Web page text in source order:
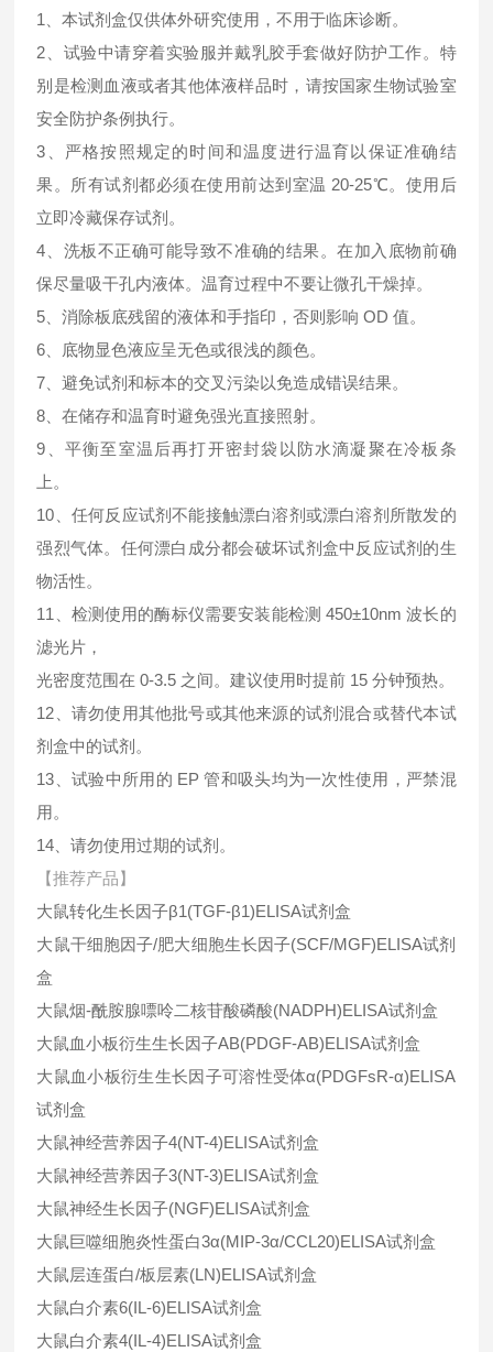
1、本试剂盒仅供体外研究使用，不用于临床诊断。
2、试验中请穿着实验服并戴乳胶手套做好防护工作。特
别是检测血液或者其他体液样品时，请按国家生物试验室
安全防护条例执行。
3、严格按照规定的时间和温度进行温育以保证准确结
果。所有试剂都必须在使用前达到室温 20-25℃。使用后
立即冷藏保存试剂。
4、洗板不正确可能导致不准确的结果。在加入底物前确
保尽量吸干孔内液体。温育过程中不要让微孔干燥掉。
5、消除板底残留的液体和手指印，否则影响 OD 值。
6、底物显色液应呈无色或很浅的颜色。
7、避免试剂和标本的交叉污染以免造成错误结果。
8、在储存和温育时避免强光直接照射。
9、平衡至室温后再打开密封袋以防水滴凝聚在冷板条
上。
10、任何反应试剂不能接触漂白溶剂或漂白溶剂所散发的
强烈气体。任何漂白成分都会破坏试剂盒中反应试剂的生
物活性。
11、检测使用的酶标仪需要安装能检测 450±10nm 波长的
滤光片，
光密度范围在 0-3.5 之间。建议使用时提前 15 分钟预热。
12、请勿使用其他批号或其他来源的试剂混合或替代本试
剂盒中的试剂。
13、试验中所用的 EP 管和吸头均为一次性使用，严禁混
用。
14、请勿使用过期的试剂。
【推荐产品】
大鼠转化生长因子β1(TGF-β1)ELISA试剂盒
大鼠干细胞因子/肥大细胞生长因子(SCF/MGF)ELISA试剂
盒
大鼠烟-酰胺腺嘌呤二核苷酸磷酸(NADPH)ELISA试剂盒
大鼠血小板衍生生长因子AB(PDGF-AB)ELISA试剂盒
大鼠血小板衍生生长因子可溶性受体α(PDGFsR-α)ELISA
试剂盒
大鼠神经营养因子4(NT-4)ELISA试剂盒
大鼠神经营养因子3(NT-3)ELISA试剂盒
大鼠神经生长因子(NGF)ELISA试剂盒
大鼠巨噬细胞炎性蛋白3α(MIP-3α/CCL20)ELISA试剂盒
大鼠层连蛋白/板层素(LN)ELISA试剂盒
大鼠白介素6(IL-6)ELISA试剂盒
大鼠白介素4(IL-4)ELISA试剂盒